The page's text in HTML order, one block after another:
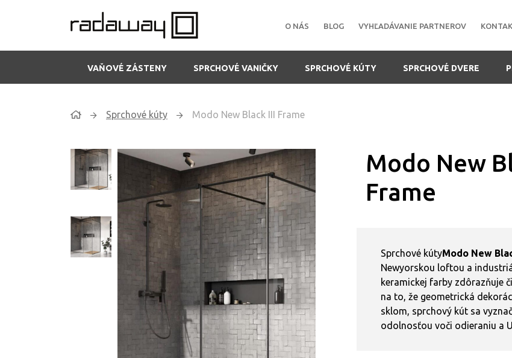
O NÁS BLOG VYHĽADÁVANIE PARTNEROV
VAŇOVÉ ZÁSTENY SPRCHOVÉ VANIČKY SPRCHOVÉ KÚTY SPRCHOVÉ DVERE
Sprchové kúty Modo New Black III Frame
Modo New
Frame
Sprchové kútyModo New
Newyorskou loftou a
keramickej farby zdôrazňuje
na to, že geometrická
sklom, sprchový kút sa
odolnosťou voči odieraniu a